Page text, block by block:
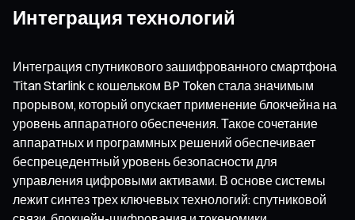
Интеграция технологий
Интеграция спутникового зашифрованного смартфона
Titan Starlink с кошельком BP Token стала значимым
прорывом, который опускает применение блокчейна на
уровень аппаратного обеспечения. Такое сочетание
аппаратных и программных решений обеспечивает
беспрецедентный уровень безопасности для
управления цифровыми активами. В основе системы
лежит синтез трех ключевых технологий: спутниковой